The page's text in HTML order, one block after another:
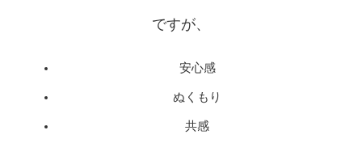
ですが、
安心感
ぬくもり
共感